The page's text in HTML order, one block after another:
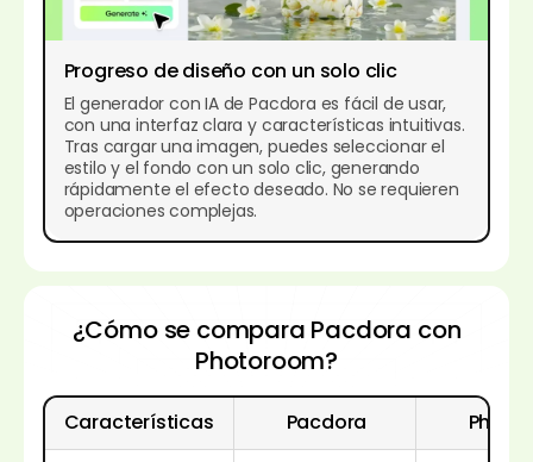
Progreso de diseño con un solo clic
El generador con IA de Pacdora es fácil de usar,
con una interfaz clara y características intuitivas.
Tras cargar una imagen, puedes seleccionar el
estilo y el fondo con un solo clic, generando
rápidamente el efecto deseado. No se requieren
operaciones complejas.
¿Cómo se compara Pacdora con
Photoroom?
Características Pacdora